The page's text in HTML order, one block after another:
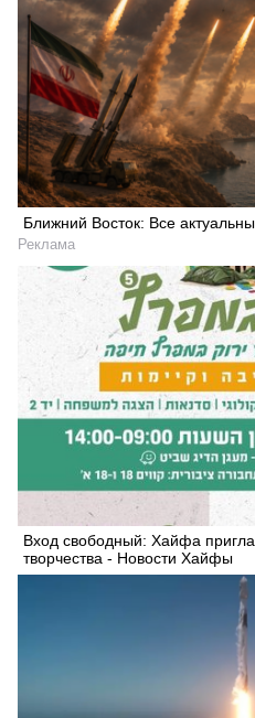
Ближний Восток: Все
Реклама
Вход свободный: Хайфа
творчества - Новости Хайфы